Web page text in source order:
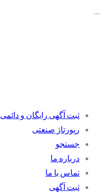
…
ثبت آگهی رایگان و دائمی
رپورتاژ صنعتی
جستجو
درباره ما
تماس با ما
ثبت آگهی